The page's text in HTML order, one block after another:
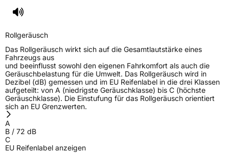
Rollgeräusch
Das Rollgeräusch wirkt sich auf die Gesamtlautstärke eines
Fahrzeugs aus
und beeinflusst sowohl den eigenen Fahrkomfort als auch die
Geräuschbelastung für die Umwelt. Das Rollgeräusch wird in
Dezibel (dB) gemessen und im EU Reifenlabel in die drei Klassen
aufgeteilt: von A (niedrigste Geräuschklasse) bis C (höchste
Geräuschklasse). Die Einstufung für das Rollgeräusch orientiert
sich an EU Grenzwerten.
A
B / 72 dB
C
EU Reifenlabel anzeigen